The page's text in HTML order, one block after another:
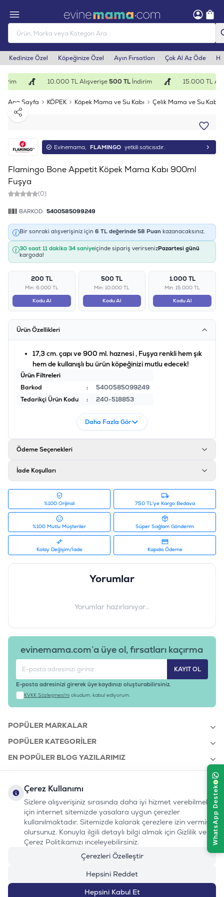
Kedinize Özel Köpeğinize Özel Ayın Fırsatları Çok Al Az Öde
10.000 TL Alışverişe500 TLİndirim 15.000 TL
Ana Sayfa KÖPEK Köpek Mama ve Su Kabı
Çelik Mama ve Su Kabı
Paylaş
Evinemama, FLAMINGO yetkili satıcısıdır.
Flamingo Bone Appetit Köpek Mama Kabı 900ml
Fuşya
(0)
BARKOD: 5400585099249
Bir sonraki alışverişiniz için 6 TL değerinde 58 Puan kazanacaksınız.
30 saat 11 dakika 34 saniyeiçinde sipariş verirsenizPazartesi günü
kargoda!
200 TL
Min: 6.000 TL
Kodu Al
500 TL
Min: 10.000 TL
Kodu Al
1.000 TL
Min: 15.000 TL
Kodu Al
Ürün Özellikleri
17,3 cm. çapı ve 900 ml. haznesi , Fuşya renkli hem şık
hem de kullanışlı bu ürün köpeğinizi mutlu edecek!
Ürün Filtreleri
Barkod
:
5400585099249
Tedarikçi Ürün Kodu
: 240-518853
Daha Fazla Gör
Ödeme Seçenekleri
İade Koşulları
%100 Orijinal 750 TL'ye Kargo Bedava
%100 Mutlu Müşteriler Süper Sağlam Gönderim
Kolay Değişim/İade Kapıda Ödeme
Yorumlar
Yorumlar hazırlanıyor...
evinemama.com’a üye ol, fırsatları kaçırma
KAYIT OL
E-posta adresinizi girerek üye kaydınızı oluşturabilirsiniz.
KVKK Sözleşmesi'ni okudum, kabul ediyorum.
POPÜLER MARKALAR
POPÜLER KATEGORILER
EN POPÜLER BLOG YAZILARIMIZ
KURUMSAL
bizi takip edin:
Instagram
Youtube
TiktokFacebook
Linkedin
www.evinemama.com
0232 7000 212
%100 MUTLU
MÜŞTERI HATTI
Çerez Kullanımı
Sizlere alışverişiniz sırasında daha iyi hizmet verebilmek
için internet sitemizde yasalara uygun çerezler
kullanılmaktadır. Sitemizde kalarak çerezlere izin vermiş
olursunuz. Konuyla ilgili detaylı bilgi almak için Gizlilik ve
Çerez Politikamızı inceleyebilirsiniz.
Çerezleri Özelleştir
Hepsini Reddet
Hepsini Kabul Et